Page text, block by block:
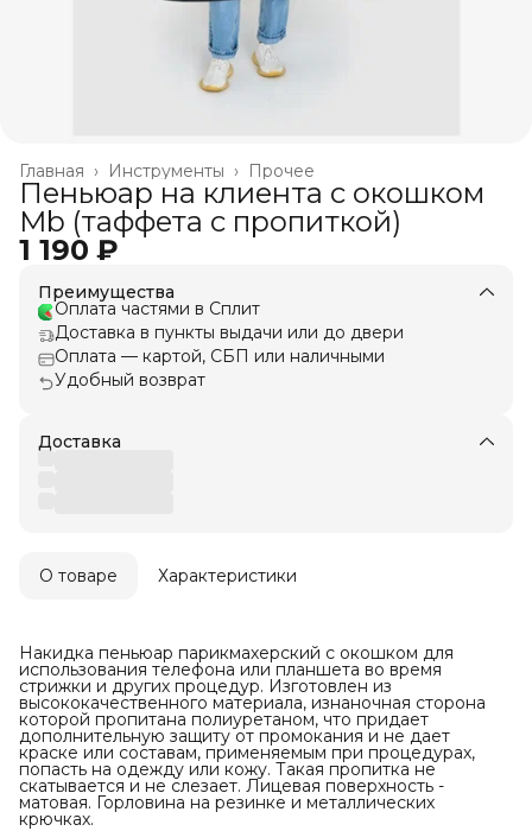
Прочее
Инструменты ›
Главная ›
Пеньюар на клиента с окошком
Mb (таффета с пропиткой)
1 190 ₽
Преимущества
Оплата частями в Сплит
Доставка в пункты выдачи или до двери
Оплата — картой, СБП или наличными
Удобный возврат
Доставка
О товаре Характеристики
Накидка пеньюар парикмахерский с окошком для
использования телефона или планшета во время
стрижки и других процедур. Изготовлен из
высококачественного материала, изнаночная сторона
которой пропитана полиуретаном, что придает
дополнительную защиту от промокания и не дает
краске или составам, применяемым при процедурах,
попасть на одежду или кожу. Такая пропитка не
скатывается и не слезает. Лицевая поверхность -
матовая. Горловина на резинке и металлических
крючках.